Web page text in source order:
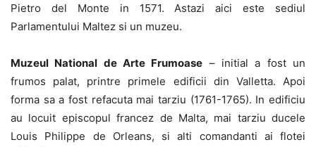
Pietro del Monte in 1571. Astazi aici este sediul
Parlamentului Maltez si un muzeu.
Muzeul National de Arte Frumoase – initial a fost un
frumos palat, printre primele edificii din Valletta. Apoi
forma sa a fost refacuta mai tarziu (1761-1765). In edificiu
au locuit episcopul francez de Malta, mai tarziu ducele
Louis Philippe de Orleans, si alti comandanti ai flotei